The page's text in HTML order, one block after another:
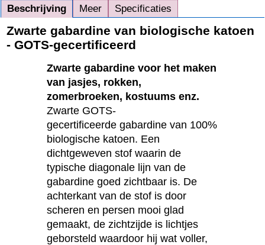
Beschrijving Meer Specificaties
Zwarte gabardine van biologische katoen
- GOTS-gecertificeerd
Zwarte gabardine voor het maken
van jasjes, rokken,
zomerbroeken, kostuums enz.
Zwarte GOTS-
gecertificeerde gabardine van 100%
biologische katoen. Een
dichtgeweven stof waarin de
typische diagonale lijn van de
gabardine goed zichtbaar is. De
achterkant van de stof is door
scheren en persen mooi glad
gemaakt, de zichtzijde is lichtjes
geborsteld waardoor hij wat voller,